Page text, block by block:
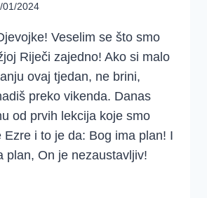
01/2024
Veselim se što smo
Riječi zajedno! Ako si malo
ovaj tjedan, ne brini,
preko vikenda. Danas
od prvih lekcija koje smo
Ezre i to je da: Bog ima plan! I
plan, On je nezaustavljiv!